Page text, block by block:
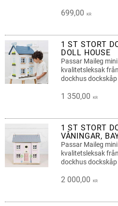
699,00 KR
1 ST STORT
DOLL HOUSE
Passar Maileg
kvalitetsleksak
dockhus
1 350,00 KR
1 ST STORT
VÅNINGAR,
Passar Maileg
kvalitetsleksak
dockhus
2 000,00 KR